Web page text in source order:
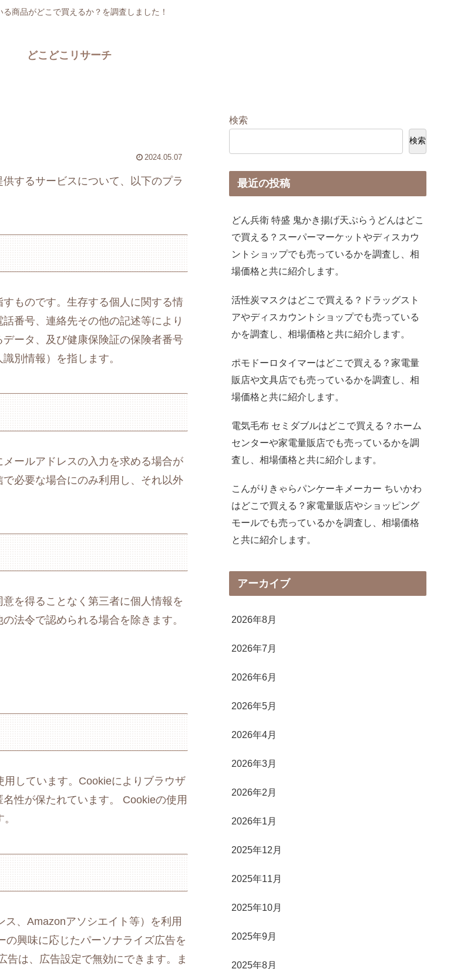
る商品がどこで買えるか？を調査しました！
どこどこリサーチ
2024.05.07
するサービスについて、以下のプラ
ものです。生存する個人に関する情
番号、連絡先その他の記述等により
ータ、及び健康保険証の保険者番号
別情報）を指します。
ールアドレスの入力を求める場合が
必要な場合にのみ利用し、それ以外
を得ることなく第三者に個人情報を
法令で認められる場合を除きます。
しています。Cookieによりブラウザ
性が保たれています。 Cookieの使用
、Amazonアソシエイト等）を利用
の興味に応じたパーソナライズ広告を
は、広告設定で無効にできます。ま
検索
検索
最近の投稿
どん兵衛 特盛 鬼かき揚げ天ぷらうどんはどこ
で買える？スーパーマーケットやディスカウ
ントショップでも売っているかを調査し、相
場価格と共に紹介します。
活性炭マスクはどこで買える？ドラッグスト
アやディスカウントショップでも売っている
かを調査し、相場価格と共に紹介します。
ポモドーロタイマーはどこで買える？家電量
販店や文具店でも売っているかを調査し、相
場価格と共に紹介します。
電気毛布 セミダブルはどこで買える？ホーム
センターや家電量販店でも売っているかを調
査し、相場価格と共に紹介します。
こんがりきゃらパンケーキメーカー ちいかわ
はどこで買える？家電量販店やショッピング
モールでも売っているかを調査し、相場価格
と共に紹介します。
アーカイブ
2026年8月
2026年7月
2026年6月
2026年5月
2026年4月
2026年3月
2026年2月
2026年1月
2025年12月
2025年11月
2025年10月
2025年9月
2025年8月